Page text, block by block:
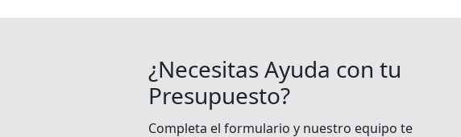
¿Necesitas Ayuda con tu
Presupuesto?
Completa el formulario y nuestro equipo te